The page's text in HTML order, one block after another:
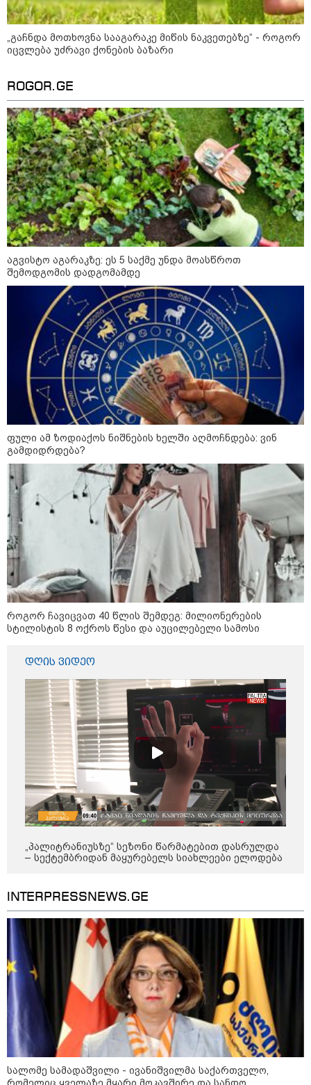
12:34 / 08-08-2026
რას აცხადებს ირაკლი კობახიძე
ელექტროენერგიის რამდენჯერმე
გათიშვასთან დაკავშირებით?
19:32 / 08-08-2026
"სიმბოლურია, რომ კობახიძის
მოღალატეობრივი განცხადება
საქართველოს
თავისუფლებისთვის შეწირული
გმირების მემორიალზე
გაკეთდა" - "ნაციონალური
მოძრაობა"
19:03 / 08-08-2026
"მკაცრად ვგმობთ ირაკლი
კობახიძის განცხადებას" -
"კოალიცია ცვლილებისთვის"
16:33 / 08-08-2026
"გიორგი ბარამიძემ რაღაც
არასწორად ჩამოაყალიბა,
მაგრამ ნამდვილად არ
ეკუთვნის წიხლი ივანიშვილის
ღალატზე დაფუძნებული
დიქტატურის მსახურებისგან" -
მიხეილ სააკაშვილი
16:22 / 08-08-2026
"აი, ეს არის სამშობლოს
ღალატი" - როგორ ეხმაურება
ნიკა გვარამია აგვისტოს ომთან
დაკავშირებით ირაკლი
კობახიძის განცხადებას?
უნცია ოქრო დღიურად 101
დოლარით გაძვირდა - რა ღირს
გრამი საქართველოში?
„ტურისტების შემცირების მთავარი
მიზეზი ალბათ, ის პრორუსული,
ატარებს“ - ცოტნე ჯაფარიძე
„გაჩნდა მოთხოვნა სააგარაკე
მიწის ნაკვეთებზე“ - როგორ
იცვლება უძრავი ქონების ბაზარი
კონფლიქტები
„გაჩნდა მოთხოვნა სააგარაკე მიწის ნაკვეთებზე“ - როგორ
იცვლება უძრავი ქონების ბაზარი
ROGOR.GE
აგვისტო აგარაკზე: ეს 5 საქმე უნდა მოასწროთ
შემოდგომის დადგომამდე
ფული ამ ზოდიაქოს ნიშნების ხელში აღმოჩნდება: ვინ
გამდიდრდება?
როგორ ჩავიცვათ 40 წლის შემდეგ: მილიონერების
სტილისტის 8 ოქროს წესი და აუცილებელი სამოსი
დღის ვიდეო
„პალიტრანიუსზე“ სეზონი წარმატებით დასრულდა
– სექტემბრიდან მაყურებელს სიახლეები ელოდება
INTERPRESSNEWS.GE
სალომე სამადაშვილი - ივანიშვილმა საქართველო,
რომელიც ყველაზე მყარი მოკავშირე და სანდო